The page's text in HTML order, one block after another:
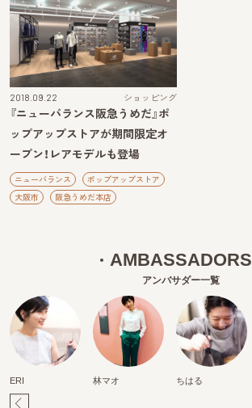
2018.09.22 ショッピング
『ニューバランス阪急うめだ』ポ
ップアップストアが期間限定オ
ープン！レアモデルも登場
ニューバランス
ポップアップストア
大阪市
阪急うめだ本店
AMBASSADORS
アンバサダー一覧
ERI 林マオ ちはる